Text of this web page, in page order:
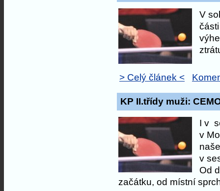
V
> Celý článek <
KP II.třídy muži:
I v
v
v
Od
začátku, od místní